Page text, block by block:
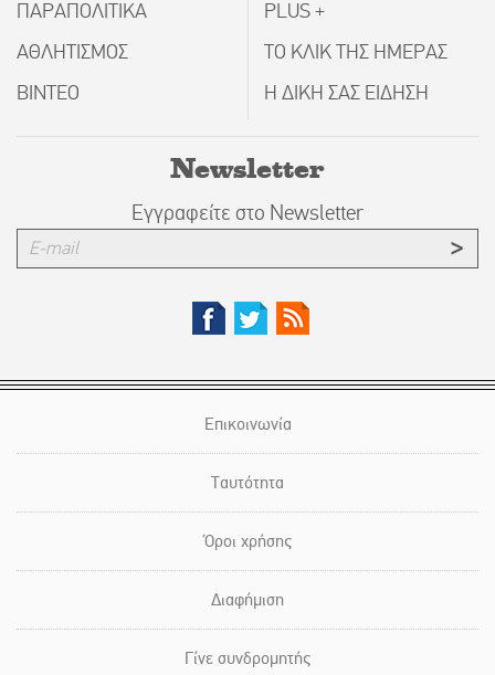
ΠΑΡΑΠΟΛΙΤΙΚΑ
ΑΘΛΗΤΙΣΜΟΣ
ΒΙΝΤΕΟ
PLUS +
ΤΟ ΚΛΙΚ ΤΗΣ ΗΜΕΡΑΣ
Η ΔΙΚΗ ΣΑΣ ΕΙΔΗΣΗ
Newsletter
Εγγραφείτε στο Newsletter
Επικοινωνία
Ταυτότητα
Όροι χρήσης
Διαφήμιση
Γίνε συνδρομητής